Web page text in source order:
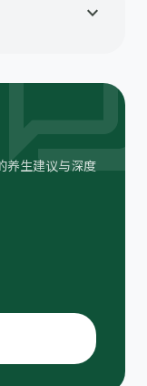
expand_more
养生建议与深度